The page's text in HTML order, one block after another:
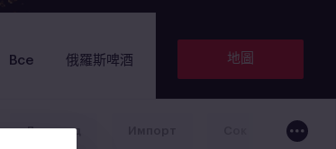
Все 俄羅斯啤酒 地圖
Лимонад Без